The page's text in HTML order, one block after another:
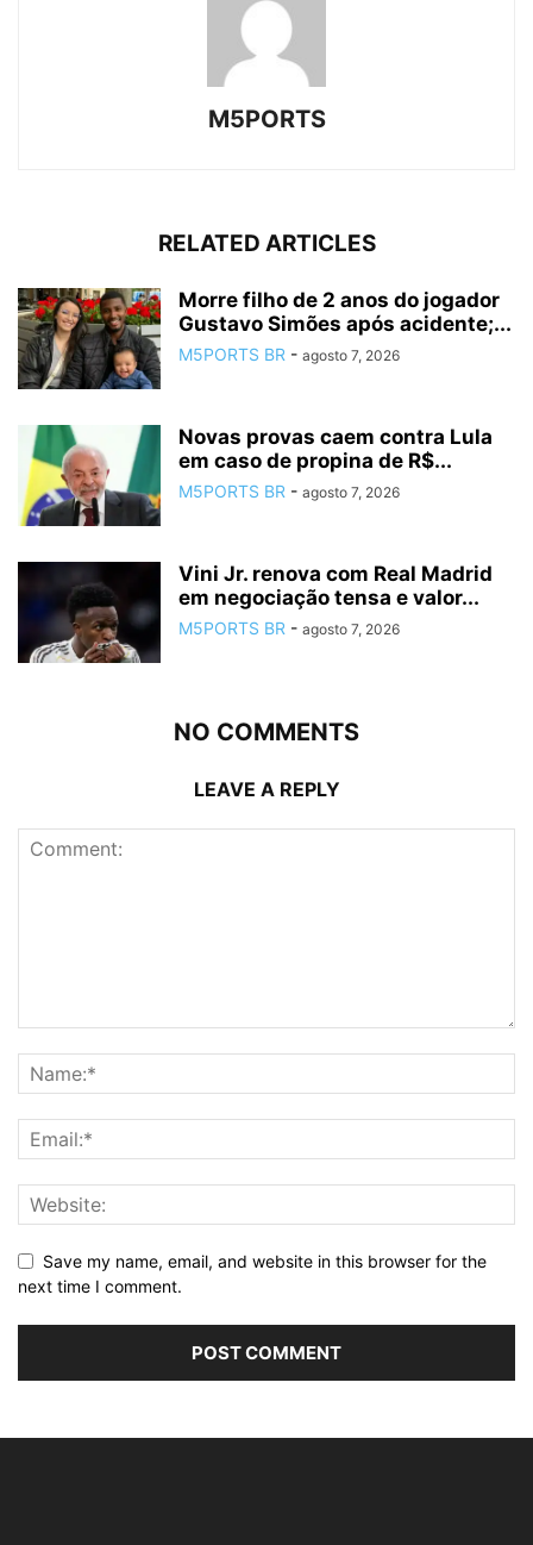
M5PORTS
RELATED ARTICLES
Morre filho de 2 anos do jogador
Gustavo Simões após acidente;...
M5PORTS BR - agosto 7, 2026
Novas provas caem contra Lula
em caso de propina de R$...
M5PORTS BR - agosto 7, 2026
Vini Jr. renova com Real Madrid
em negociação tensa e valor...
M5PORTS BR - agosto 7, 2026
NO COMMENTS
LEAVE A REPLY
Save my name, email, and website in this browser for the
next time I comment.